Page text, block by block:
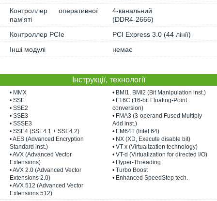
Контроллер оперативної
пам'яті
4-канальний
(DDR4-2666)
Контроллер PCIe
PCI Express 3.0 (44 лінії)
Інші модулі
немає
Інструкції, технології
• MMX
• SSE
• SSE2
• SSE3
• SSSE3
• SSE4 (SSE4.1 + SSE4.2)
• AES (Advanced Encryption
Standard inst.)
• AVX (Advanced Vector
Extensions)
• AVX 2.0 (Advanced Vector
Extensions 2.0)
• AVX 512 (Advanced Vector
Extensions 512)
• BMI1, BMI2 (Bit Manipulation inst.)
• F16C (16-bit Floating-Point
conversion)
• FMA3 (3-operand Fused Multiply-
Add inst.)
• EM64T (Intel 64)
• NX (XD, Execute disable bit)
• VT-x (Virtualization technology)
• VT-d (Virtualization for directed I/O)
• Hyper-Threading
• Turbo Boost
• Enhanced SpeedStep tech.